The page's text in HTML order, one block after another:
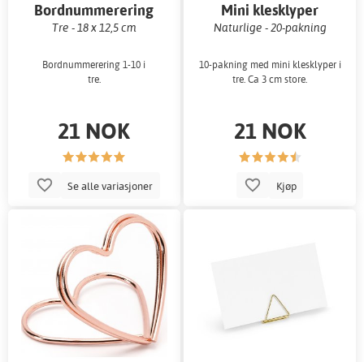
Bordnummerering
Tre - 18 x 12,5 cm
Bordnummerering 1-10 i
tre.
21 NOK
Se alle variasjoner
Mini klesklyper
Naturlige - 20-pakning
10-pakning med mini klesklyper i
tre. Ca 3 cm store.
21 NOK
Kjøp